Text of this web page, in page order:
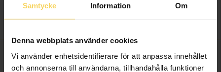
Samtycke Information Om
Denna webbplats använder cookies
Vi använder enhetsidentifierare för att anpassa innehållet
och annonserna till användarna, tillhandahålla funktioner
Varumärke
Guldfynd
Material
FINNS OCKSÅ SOM